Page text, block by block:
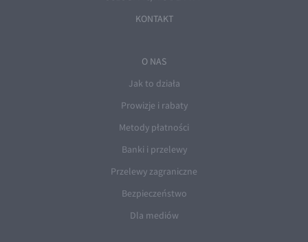
KONTAKT
O NAS
Jak to działa
Prowizje i rabaty
Metody płatności
Banki i przelewy
Przelewy zagraniczne
Bezpieczeństwo
Dla mediów